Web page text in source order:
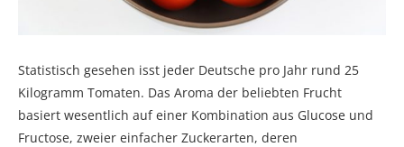
Statistisch gesehen isst jeder Deutsche pro Jahr rund 25
Kilogramm Tomaten. Das Aroma der beliebten Frucht
basiert wesentlich auf einer Kombination aus Glucose und
Fructose, zweier einfacher Zuckerarten, deren